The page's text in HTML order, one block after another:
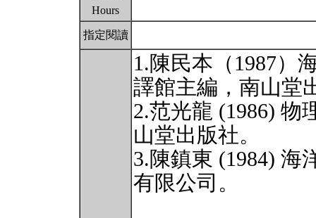
Hours
指定閱讀
1.陳民本（1987）
譯館主編，南山堂
2.范光龍 (1986) 物
山堂出版社。
3.陳鎮東 (1984) 海
有限公司。